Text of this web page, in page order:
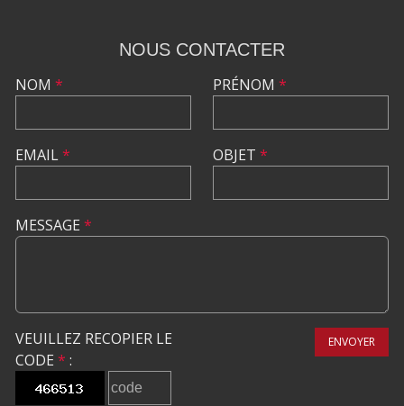
NOUS CONTACTER
NOM *
EMAIL*
PRÉNOM *
OBJET *
MESSAGE *
VEUILLEZ RECOPIER LE
CODE * :
ENVOYER